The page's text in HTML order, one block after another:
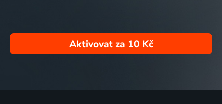
Aktivovat za 10 Kč